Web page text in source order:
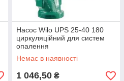
Насос Wilo UPS 25-40 180
циркуляційний для систем
опалення
Немає в наявності
1 046,50 ₴